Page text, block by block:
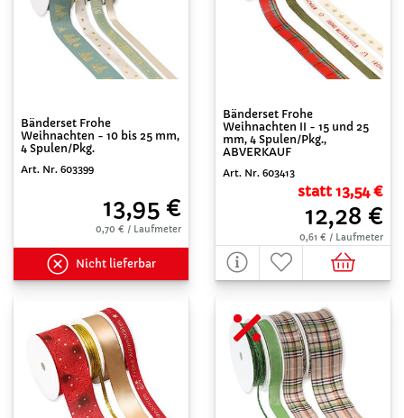
Bänderset Frohe
Weihnachten - 10 bis 25 mm,
4 Spulen/Pkg.
Art. Nr. 603399
13,95 €
0,70 € / Laufmeter
Nicht lieferbar
Bänderset Frohe
Weihnachten II - 15 und 25
mm, 4 Spulen/Pkg.,
ABVERKAUF
Art. Nr. 603413
statt 13,54 €
12,28 €
0,61 € / Laufmeter